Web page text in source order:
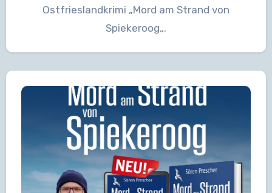
Ostfrieslandkrimi „Mord am Strand von
Spiekeroog„.